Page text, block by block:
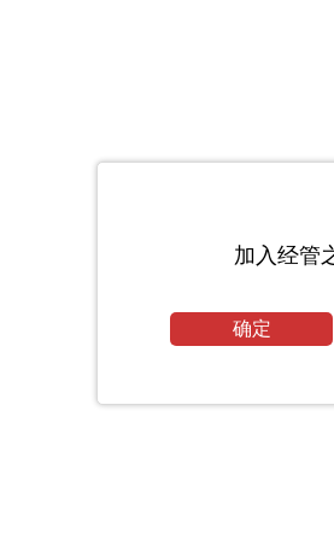
加入经管
确定